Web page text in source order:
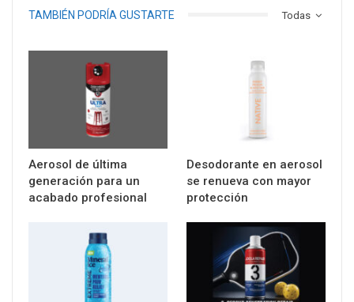
Todas
TAMBIÉN PODRÍA GUSTARTE
Aerosol de última
generación para un
acabado profesional
Desodorante en aerosol
se renueva con mayor
protección